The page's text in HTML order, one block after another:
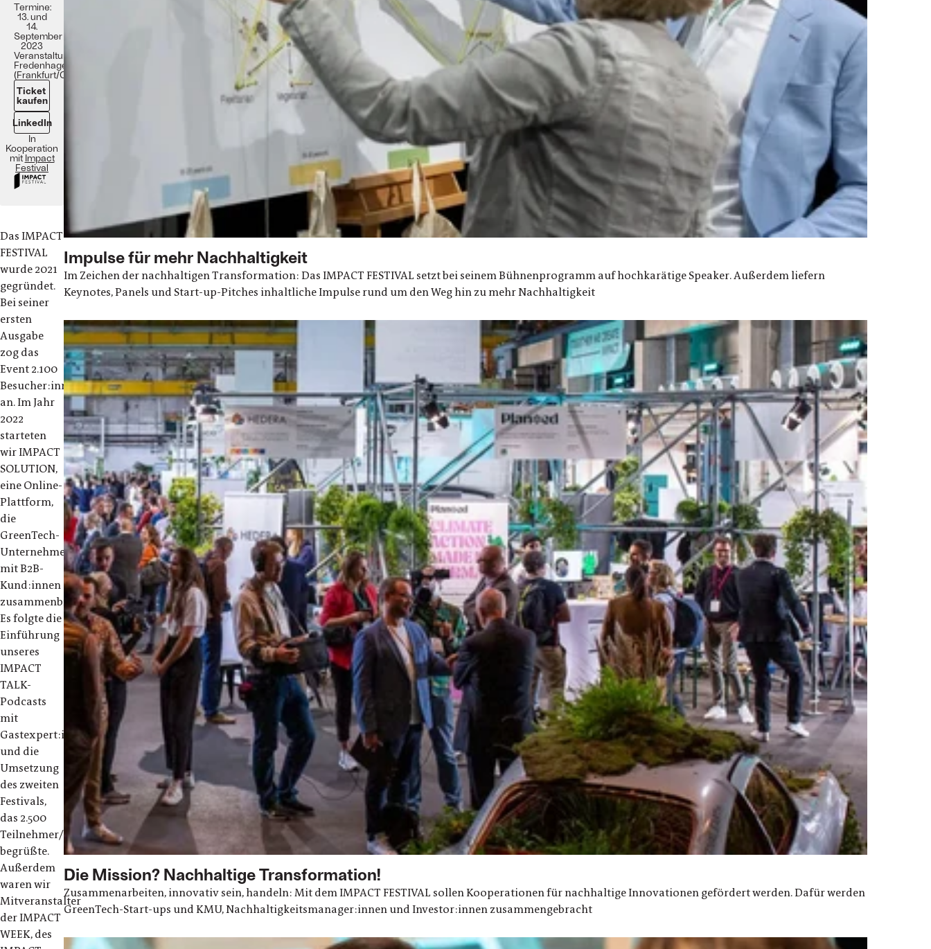
Termine:
13. und
14.
September
2023
Veranstaltungsort:
Fredenhagen
(Frankfurt/Offenbach)
Ticket
kaufen
LinkedIn
In
Kooperation
mitImpact
Festival
Das IMPACT
FESTIVAL
wurde 2021
gegründet.
Bei seiner
ersten
Ausgabe
zog das
Event 2.100
Besucher:innen
an. Im Jahr
2022
starteten
wir IMPACT
SOLUTION,
eine Online-
Plattform,
die
GreenTech-
Unternehmen
mit B2B-
Kund:innen
zusammenbringt.
Es folgte die
Einführung
unseres
IMPACT
TALK-
Podcasts
mit
Gastexpert:innen
und die
Umsetzung
des zweiten
Festivals,
das 2.500
Teilnehmer/innen
begrüßte.
Außerdem
waren wir
Mitveranstalter
der IMPACT
WEEK, des
Impulse für mehr Nachhaltigkeit
Im Zeichen der nachhaltigen Transformation: Das IMPACT FESTIVAL setzt bei seinem Bühnenprogramm auf hochkarätige Speaker. Außerdem liefern
Keynotes, Panels und Start-up-Pitches inhaltliche Impulse rund um den Weg hin zu mehr Nachhaltigkeit
Die Mission? Nachhaltige Transformation!
Zusammenarbeiten, innovativ sein, handeln: Mit dem IMPACT FESTIVAL sollen Kooperationen für nachhaltige Innovationen gefördert werden. Dafür werden
GreenTech-Start-ups und KMU, Nachhaltigkeitsmanager:innen und Investor:innen zusammengebracht